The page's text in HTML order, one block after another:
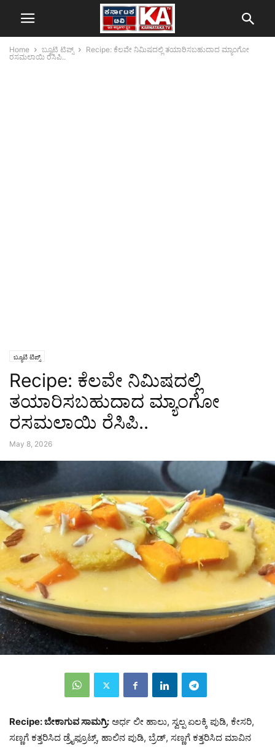
Home ಬ್ಯೂಟಿ ಟಿಪ್ಸ್
Recipe: ಕೆಲವೇ ನಿಮಿಷದಲ್ಲಿ ತಯಾರಿಸಬಹುದಾದ ಮ್ಯಾಂಗೋ
ರಸಮಲಾಯಿ ರೆಸಿಪಿ..
ಬ್ಯೂಟಿ ಟಿಪ್ಸ್
Recipe: ಕೆಲವೇ ನಿಮಿಷದಲ್ಲಿ
ತಯಾರಿಸಬಹುದಾದ ಮ್ಯಾಂಗೋ
ರಸಮಲಾಯಿ ರೆಸಿಪಿ..
May 8, 2026
Recipe: ಬೇಕಾಗುವ ಸಾಮಗ್ರಿ: ಅರ್ಧ ಲೀ ಹಾಲು, ಸ್ವಲ್ಪ ಏಲಕ್ಕಿ ಪುಡಿ, ಕೇಸರಿ,
ಸಣ್ಣಗೆ ಕತ್ತರಿಸಿದ ಡ್ರೈಫ್ರೂಟ್ಸ್, ಹಾಲಿನ ಪುಡಿ, ಬ್ರೆಡ್, ಸಣ್ಣಗೆ ಕತ್ತರಿಸಿದ ಮಾವಿನ